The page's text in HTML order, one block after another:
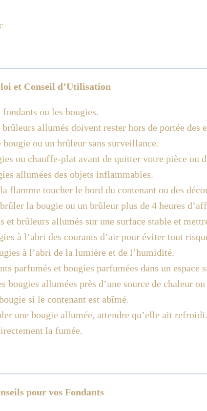
et Conseil d’Utilisation
fondants ou les bougies.
brûleurs allumés doivent rester hors de portée des
bougie ou un brûleur sans surveillance.
ou chauffe-plat avant de quitter votre pièce ou
allumées des objets inflammables.
flamme toucher le bord du contenant ou des
la bougie ou un brûleur plus de 4 heures
et brûleurs allumés sur une surface stable et
à l’abri des courants d’air pour éviter tout
à l’abri de la lumière et de l’humidité.
parfumés et bougies parfumées dans un
bougies allumées près d’une source de chaleur
si le contenant est abîmé.
une bougie allumée, attendre qu’elle ait refroidi.
la fumée.
pour vos Fondants